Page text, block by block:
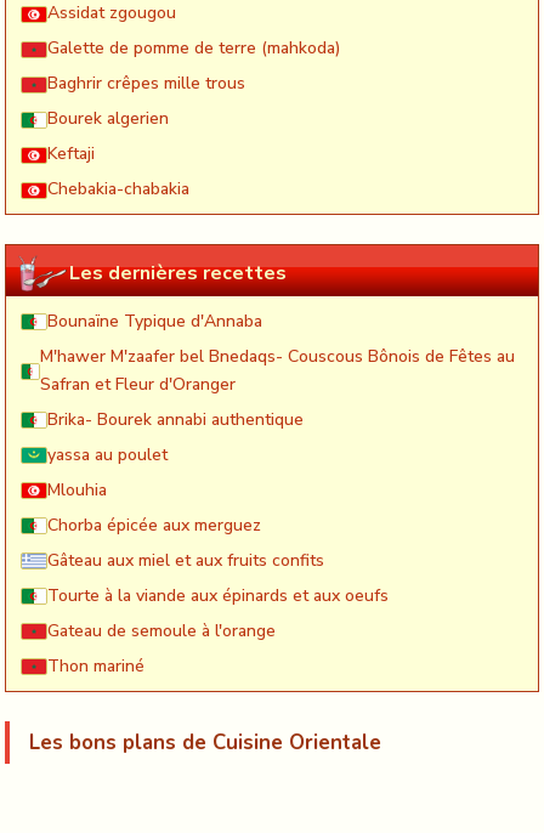
Assidat zgougou
Galette de pomme de terre (mahkoda)
Baghrir crêpes mille trous
Bourek algerien
Keftaji
Chebakia-chabakia
Les dernières recettes
Bounaïne Typique d'Annaba
M'hawer M'zaafer bel Bnedaqs- Couscous Bônois de Fêtes au
Safran et Fleur d'Oranger
Brika- Bourek annabi authentique
yassa au poulet
Mlouhia
Chorba épicée aux merguez
Gâteau aux miel et aux fruits confits
Tourte à la viande aux épinards et aux oeufs
Gateau de semoule à l'orange
Thon mariné
Les bons plans de Cuisine Orientale